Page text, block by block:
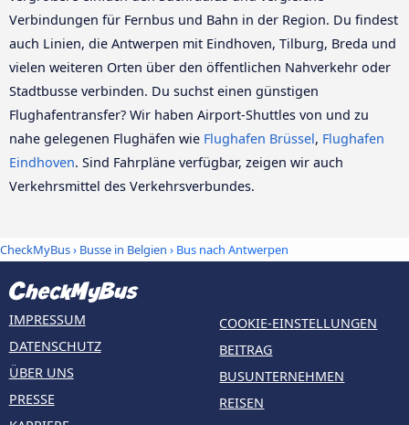
Verbindungen für Fernbus und Bahn in der Region. Du findest
auch Linien, die Antwerpen mit Eindhoven, Tilburg, Breda und
vielen weiteren Orten über den öffentlichen Nahverkehr oder
Stadtbusse verbinden. Du suchst einen günstigen
Flughafentransfer? Wir haben Airport-Shuttles von und zu
nahe gelegenen Flughäfen wie Flughafen Brüssel, Flughafen
Eindhoven. Sind Fahrpläne verfügbar, zeigen wir auch
Verkehrsmittel des Verkehrsverbundes.
CheckMyBus› Busse in Belgien › Bus nach Antwerpen
IMPRESSUM
DATENSCHUTZ
ÜBER UNS
PRESSE
COOKIE-EINSTELLUNGEN
BEITRAG
BUSUNTERNEHMEN
REISEN